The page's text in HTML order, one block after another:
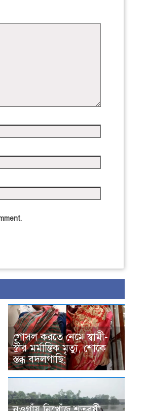
গোসল করতে নেমে স্বামী-
স্ত্রীর মর্মান্তিক মৃত্যু, শোকে
স্তব্ধ বদলগাছি;